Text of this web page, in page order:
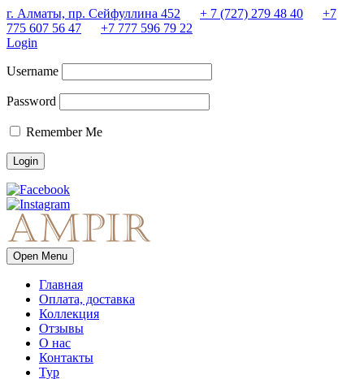
г. Алматы, пр. Сейфуллина 452 + 7 (727) 279 48 40
+7
775 607 56 47
+7 777 596 79 22
Login
Username
Password
Remember Me
Open Menu
Главная
Оплата, доставка
Коллекция
Отзывы
О нас
Контакты
Тур